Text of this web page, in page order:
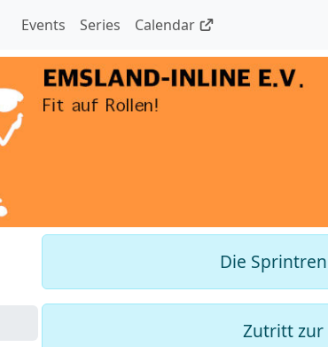
Events Series Calendar
Die
Zutritt zur